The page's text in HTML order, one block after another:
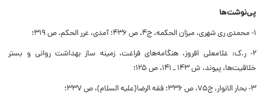
پی‌نوشت‌ها
۱- محمدى رى شهرى، میزان الحکمه، ج۴، ص ۴۳۶؛ آمدى، غرر الحکم، ص ۳۱۹؛
۲- ر.ک: غلامعلى افروز، هنگامه‌هاى فراغت، زمینه ساز بهداشت روانى و بستر
خلاقیت‌ها، پیوند، ش ۱۴۳ ـ ۱۴۱، ص ۱۲۵؛
۳- بحار الانوار، ج۷۵، ص ۳۳۶؛ فقه الرضا(علیه السلام)، ص ۳۳۷؛